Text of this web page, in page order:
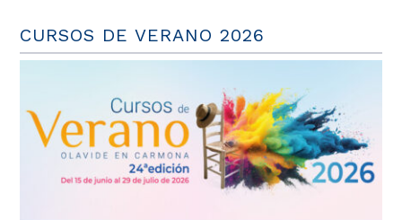
CURSOS DE VERANO 2026